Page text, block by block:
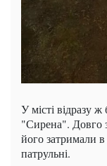
У місті відразу
"Сирена". Довго
його затримали в
патрульні.